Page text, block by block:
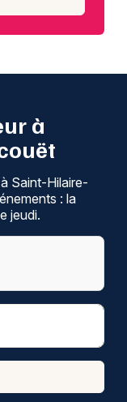
à
Saint-Hilaire-
: la
jeudi.